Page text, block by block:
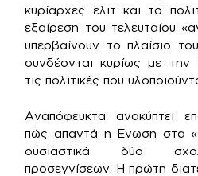
κυρίαρχες ελιτ και το
εξαίρεση του τελευταίου
υπερβαίνουν το πλαίσιο
συνδέονται κυρίως με
τις πολιτικές που
Αναπόφευκτα ανακύπτει
πώς απαντά η Ενωση στα
ουσιαστικά δύο
προσεγγίσεων. Η πρώτη